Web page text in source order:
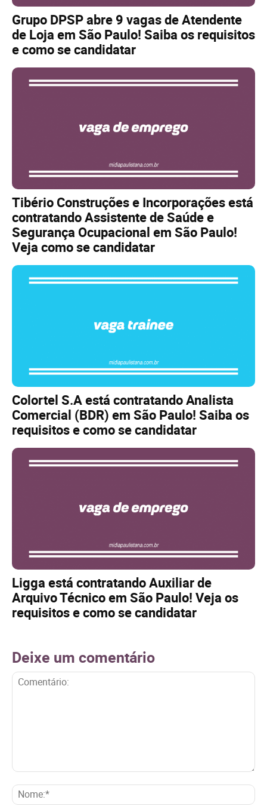
Grupo DPSP abre 9 vagas de Atendente
de Loja em São Paulo! Saiba os requisitos
e como se candidatar
Tibério Construções e Incorporações está
contratando Assistente de Saúde e
Segurança Ocupacional em São Paulo!
Veja como se candidatar
Colortel S.A está contratando Analista
Comercial (BDR) em São Paulo! Saiba os
requisitos e como se candidatar
Ligga está contratando Auxiliar de
Arquivo Técnico em São Paulo! Veja os
requisitos e como se candidatar
Deixe um comentário